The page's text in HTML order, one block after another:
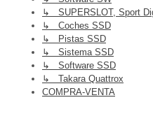
↳ SUPERSLOT, Sport
↳ Coches SSD
↳ Pistas SSD
↳ Sistema SSD
↳ Software SSD
↳ Takara Quattrox
COMPRA-VENTA